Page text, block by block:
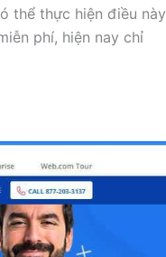
thể thực hiện điều này
phí, hiện nay chỉ